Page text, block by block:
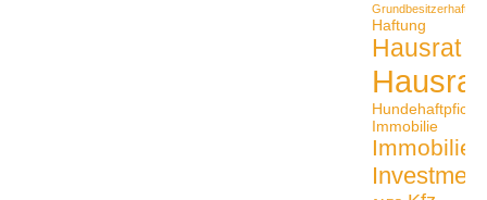
Haftung
Hausrat
Hundehaftpficht
Immobilie